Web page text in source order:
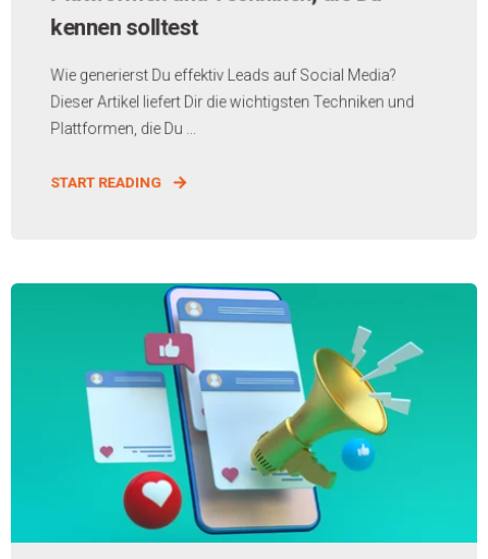
kennen solltest
Wie generierst Du effektiv Leads auf Social Media?
Dieser Artikel liefert Dir die wichtigsten Techniken und
Plattformen, die Du ...
START READING